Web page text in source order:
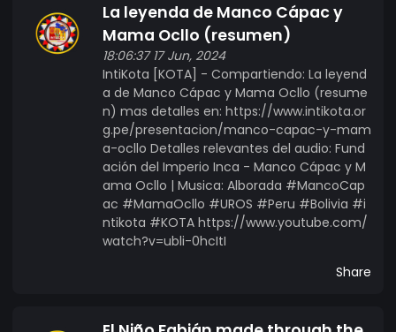
La leyenda de Manco Cápac y
Mama Ocllo (resumen)
18:06:37 17 Jun, 2024
IntiKota [KOTA] - Compartiendo: La leyend
a de Manco Cápac y Mama Ocllo (resume
n) mas detalles en: https://www.intikota.or
g.pe/presentacion/manco-capac-y-mam
a-ocllo Detalles relevantes del audio: Fund
ación del Imperio Inca - Manco Cápac y M
ama Ocllo | Musica: Alborada #MancoCap
ac #MamaOcllo #UROS #Peru #Bolivia #i
ntikota #KOTA https://www.youtube.com/
watch?v=ubli-0hcItI
Share